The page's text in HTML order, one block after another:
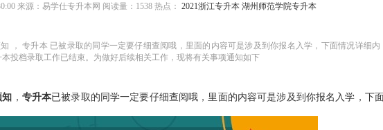
来源：易学仕专升本网 阅读量：1538 热点： 2021浙江专升本 湖州师范学院专升本
， 专升本 已被录取的同学一定要仔细查阅哦，里面的内容可是涉及到你报名入学，下面情况详细内
投档录取工作已结束。为做好后续相关工作，现将有关事项通知如下
， 专升本已被录取的同学一定要仔细查阅哦，里面的内容可是涉及到你报名入学，下